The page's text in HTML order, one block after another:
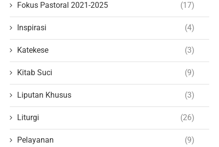
Fokus Pastoral 2021-2025 (17)
Inspirasi (4)
Katekese (3)
Kitab Suci (9)
Liputan Khusus (3)
Liturgi (26)
Pelayanan (9)